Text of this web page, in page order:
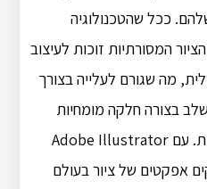
ככל שהטכנולוגיה
המסורתיות זוכות לעיצוב
מה שגורם לעלייה בצורך
בצורה חלקה מומחיות
אמנותית עם עדינות טכנולוגית. עם Adobe Illustrator
אפקטים של ציור בעולם